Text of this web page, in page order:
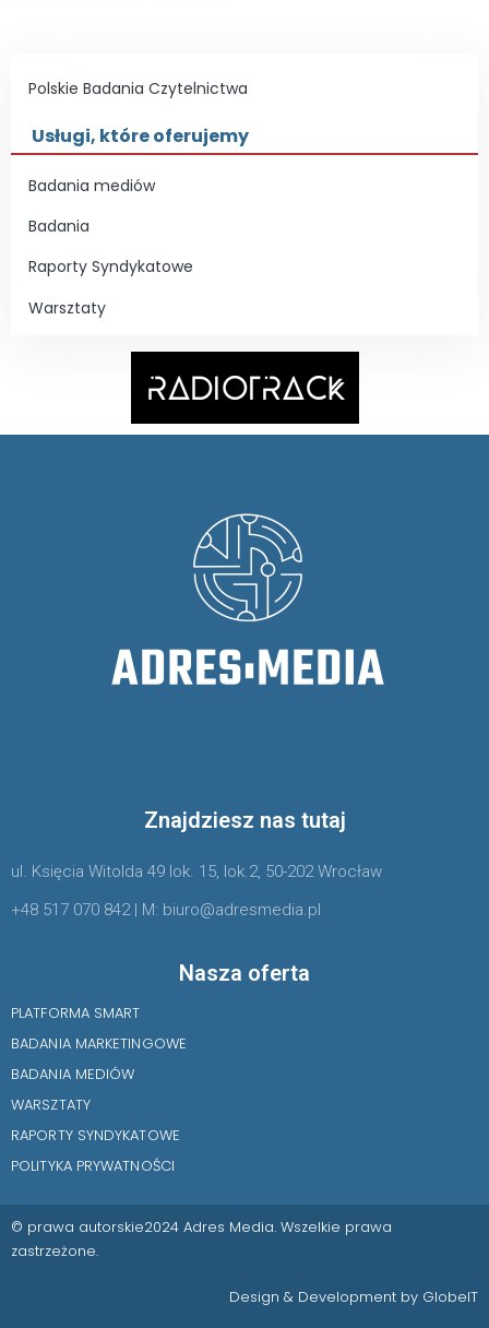
Polskie Badania Czytelnictwa
Usługi, które oferujemy
Badania mediów
Badania
Raporty Syndykatowe
Warsztaty
Znajdziesz nas tutaj
ul. Księcia Witolda 49 lok. 15, lok.2, 50-202 Wrocław
+48 517 070 842 | M: biuro@adresmedia.pl
Nasza oferta
PLATFORMA SMART
BADANIA MARKETINGOWE
BADANIA MEDIÓW
WARSZTATY
RAPORTY SYNDYKATOWE
POLITYKA PRYWATNOŚCI
© prawa autorskie2024 Adres Media. Wszelkie prawa
zastrzeżone.
Design & Development by GlobeIT